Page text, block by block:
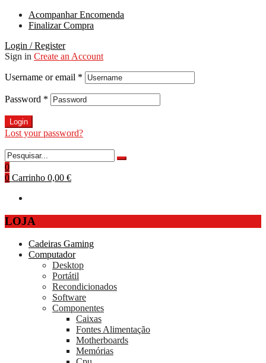
Acompanhar Encomenda
Finalizar Compra
Login / Register
Sign in Create an Account
Username or email *
Password *
Login
Lost your password?
0
0 Carrinho 0,00 €
LOJA
Cadeiras Gaming
Computador
Desktop
Portátil
Recondicionados
Software
Componentes
Caixas
Fontes Alimentação
Motherboards
Memórias